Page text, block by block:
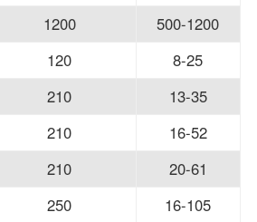
1200
500-1200
120
8-25
210
13-35
210
16-52
210
20-61
250 16-105